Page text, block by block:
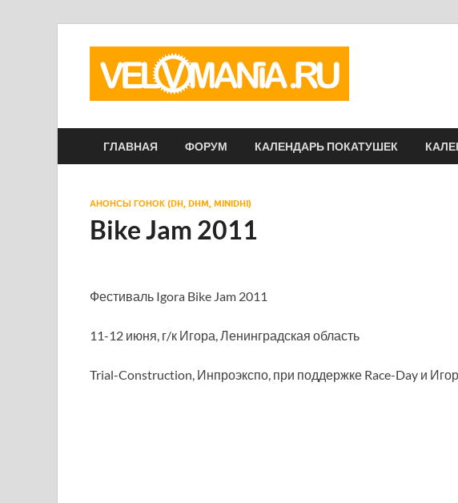
ГЛАВНАЯ ФОРУМ КАЛЕНДАРЬ ПОКАТУШЕК
АНОНСЫ ГОНОК (DH, DHM, MINIDHI)
Bike Jam 2011
Фестиваль Igora Bike Jam 2011
11-12 июня, г/к Игора, Ленинградская область
Trial-Construction, Инпроэкспо, при поддержке Race-Day и